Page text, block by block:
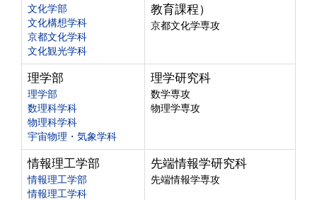
文化学部
文化構想学科
京都文化学科
文化観光学科
教育課程）
京都文化学専攻
理学部
理学部
数理科学科
物理科学科
宇宙物理・気象学科
理学研究科
数学専攻
物理学専攻
情報理工学部
情報理工学部
情報理工学科
先端情報学研究科
先端情報学専攻